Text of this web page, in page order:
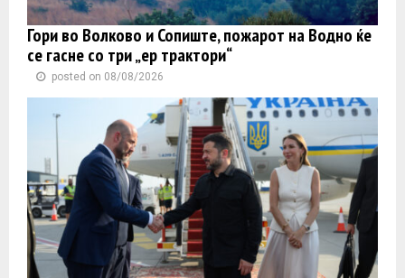
Гори во Волково и Сопиште, пожарот на Водно ќе
се гасне со три „ер трактори“
posted on 08/08/2026